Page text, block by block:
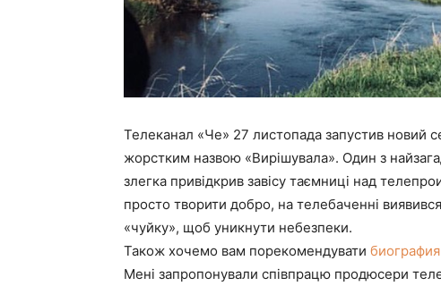
Телеканал «Че» 27 листопада запустив новий
жорстким назвою «Вирішувала». Один з
злегка привідкрив завісу таємниці над
просто творити добро, на телебаченні
«чуйку», щоб уникнути небезпеки.
Також хочемо вам порекомендувати
Мені запропонували співпрацю продюсери